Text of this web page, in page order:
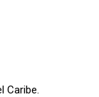
Caribe.